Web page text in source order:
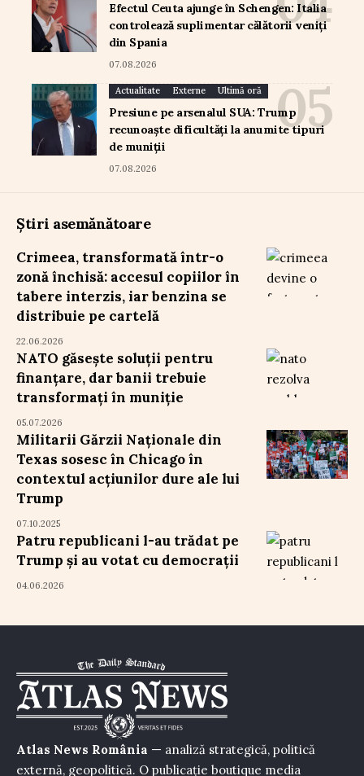
Efectul Ceuta ajunge în Schengen: Italia
controlează suplimentar călătorii veniți
din Spania
07.08.2026
Actualitate Externe Ultimă oră
Presiune pe arsenalul SUA: Trump
recunoaște dificultăți la anumite tipuri
de muniții
07.08.2026
Știri asemănătoare
Crimeea, transformată într-o
zonă închisă: accesul copiilor în
tabere interzis, iar benzina se
distribuie pe cartelă
22.06.2026
NATO găsește soluții pentru
finanțare, dar banii trebuie
transformați în muniție
05.07.2026
Militarii Gărzii Naționale din
Texas sosesc în Chicago în
contextul acțiunilor dure ale lui
Trump
07.10.2025
Patru republicani l-au trădat pe
Trump și au votat cu democrații
04.06.2026
Atlas News România — analiză strategică, politică
externă, geopolitică. O publicație boutique media